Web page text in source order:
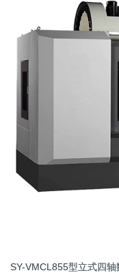
SY-VMCL855型立式四